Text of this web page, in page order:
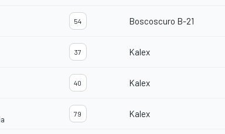
54 Boscoscuro B-21
37 Kalex
40 Kalex
79 Kalex